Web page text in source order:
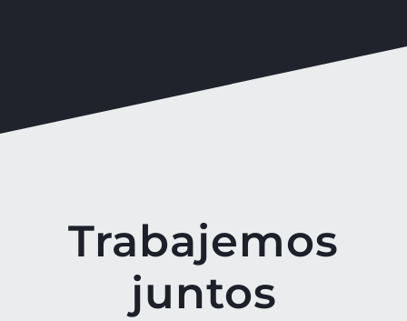
Trabajemos
juntos